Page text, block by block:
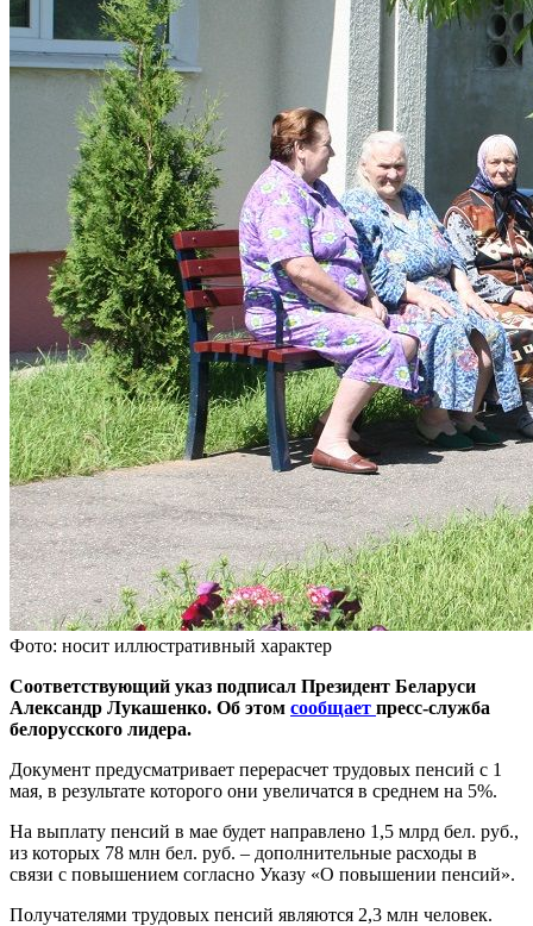
Фото: носит иллюстративный характер
Соответствующий указ подписал Президент Беларуси
Александр Лукашенко. Об этом сообщает пресс-служба
белорусского лидера.
Документ предусматривает перерасчет трудовых пенсий с 1
мая, в результате которого они увеличатся в среднем на 5%.
На выплату пенсий в мае будет направлено 1,5 млрд бел. руб.,
из которых 78 млн бел. руб. – дополнительные расходы в
связи с повышением согласно Указу «О повышении пенсий».
Получателями трудовых пенсий являются 2,3 млн человек.